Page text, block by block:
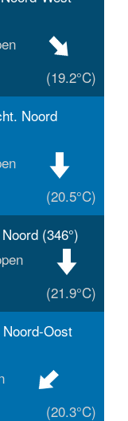
(19.2°C)
Noord
(20.5°C)
(346°)
(21.9°C)
Oost
(20.3°C)